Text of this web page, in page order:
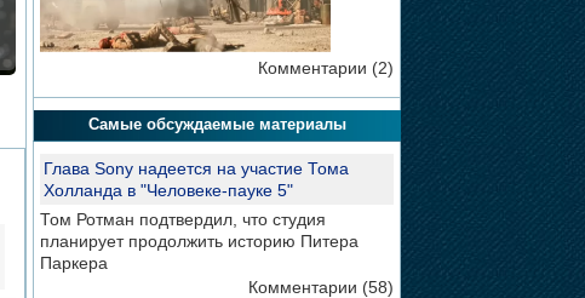
Комментарии (2)
Самые обсуждаемые материалы
Глава Sony надеется на участие Тома
Холланда в "Человеке-пауке 5"
Том Ротман подтвердил, что студия
планирует продолжить историю Питера
Паркера
Комментарии (58)